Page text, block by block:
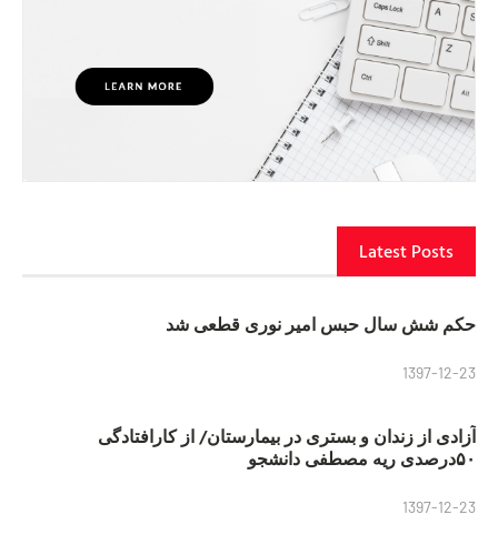
Latest Posts
حکم شش سال حبس امیر نوری قطعی شد
1397-12-23
آزادی از زندان و بستری در بیمارستان/ از کارافتادگی
۵۰درصدی ریه مصطفی دانشجو
1397-12-23